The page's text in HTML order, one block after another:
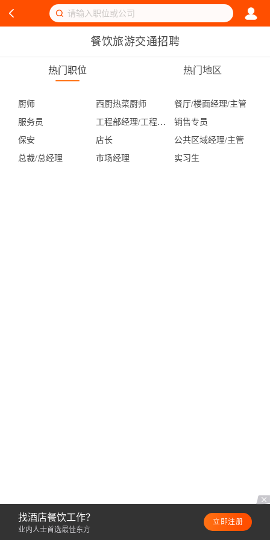
餐饮旅游交通招聘
热门职位 热门地区
厨师 西厨热菜厨师
餐厅/楼面经理/主管
服务员
工程部经理/工程主管
销售专员
保安
店长
公共区域经理/主管
总裁/总经理
市场经理 实习生
找酒店餐饮工作？
业内人士首选最佳东方
立即注册